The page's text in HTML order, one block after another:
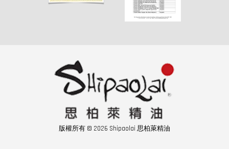
版權所有 © 2026 Shipaolai 思柏萊精油